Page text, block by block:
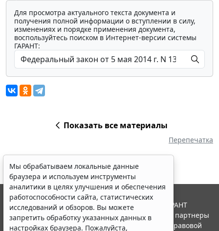
Для просмотра актуального текста документа и
получения полной информации о вступлении в силу,
изменениях и порядке применения документа,
воспользуйтесь поиском в Интернет-версии системы
ГАРАНТ:
Показать все материалы
Перепечатка
Мы обрабатываем локальные данные
браузера и используем инструменты
аналитики в целях улучшения и обеспечения
работоспособности сайта, статистических
исследований и обзоров. Вы можете
запретить обработку указанных данных в
настройках браузера. Пожалуйста,
© ООО "НПП "ГАРАНТ-СЕРВИС", 2026. Система ГАРАНТ
выпускается с 1990 года. Компания "Гарант" и ее партнеры
являются участниками Российской ассоциации правовой